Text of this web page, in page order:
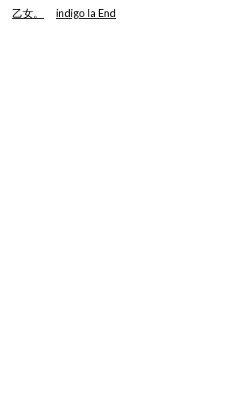
乙女。
indigo la End